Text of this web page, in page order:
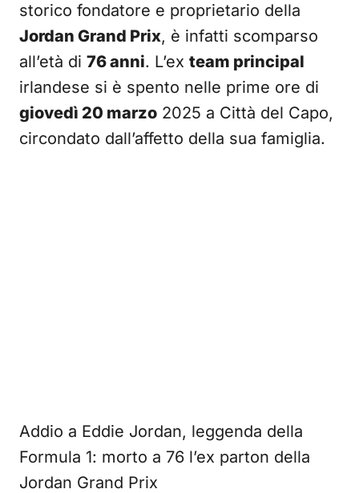
storico fondatore e proprietario della
Jordan Grand Prix, è infatti scomparso
all’età di 76 anni. L’ex team principal
irlandese si è spento nelle prime ore di
giovedì 20 marzo 2025 a Città del Capo,
circondato dall’affetto della sua famiglia.
Addio a Eddie Jordan, leggenda della
Formula 1: morto a 76 l’ex parton della
Jordan Grand Prix